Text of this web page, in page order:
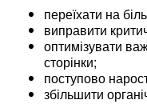
переїхати на
виправити
оптимізувати
сторінки;
поступово
збільшити